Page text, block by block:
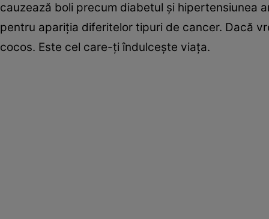
cauzează boli precum diabetul şi hipertensiunea
pentru apariţia diferitelor tipuri de cancer. Dacă
cocos. Este cel care-ţi îndulceşte viaţa.